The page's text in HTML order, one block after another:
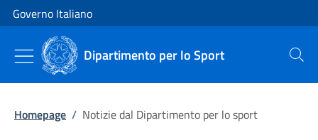
Vai al contenuto
Vai alla navigazione del sito
Governo Italiano
Dipartimento per lo Sport Cerca
Homepage / Notizie dal Dipartimento per lo sport